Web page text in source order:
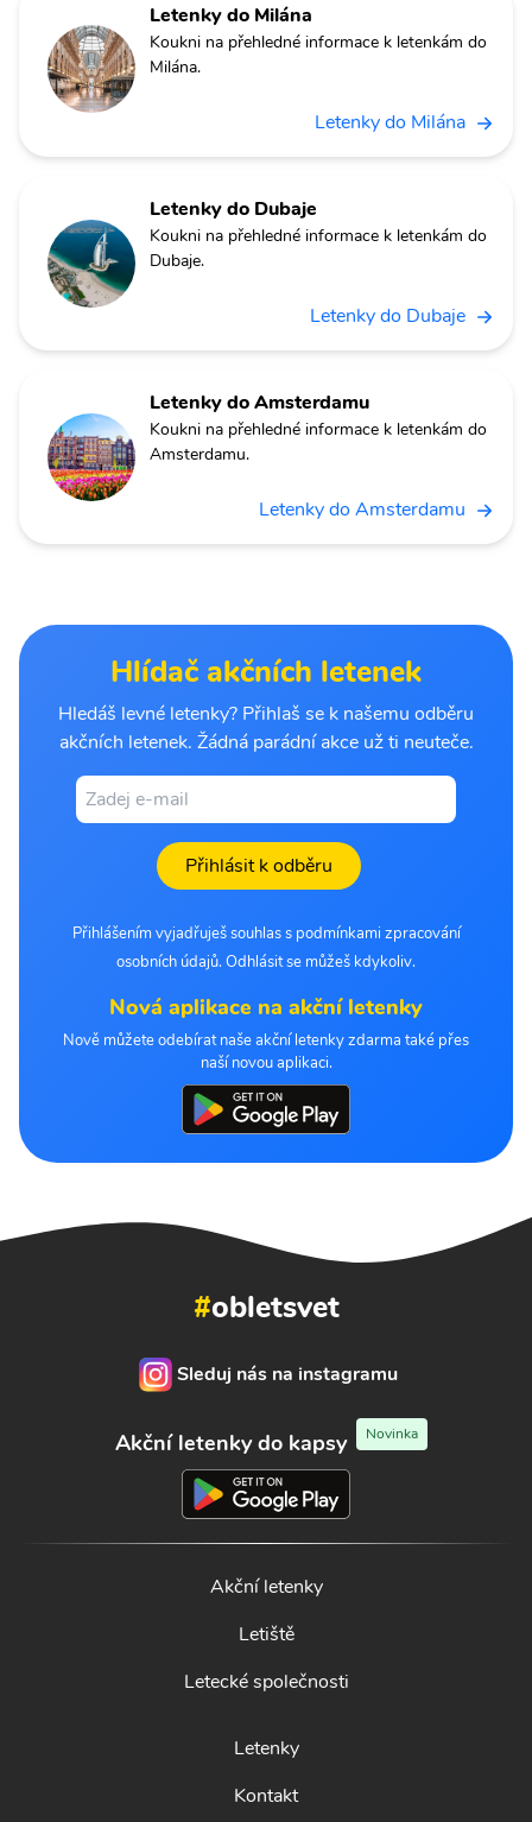
Letenky do Milána
Koukni na přehledné informace k letenkám do
Milána.
Letenky do Milána
Letenky do Dubaje
Koukni na přehledné informace k letenkám do
Dubaje.
Letenky do Dubaje
Letenky do Amsterdamu
Koukni na přehledné informace k letenkám do
Amsterdamu.
Letenky do Amsterdamu
Hlídač akčních letenek
Hledáš levné letenky? Přihlaš se k našemu odběru
akčních letenek. Žádná parádní akce už ti neuteče.
Přihlásit k odběru
Přihlášením vyjadřuješ souhlas s podmínkami zpracování
osobních údajů. Odhlásit se můžeš kdykoliv.
Nová aplikace na akční letenky
Nově můžete odebírat naše akční letenky zdarma také přes
naší novou aplikaci.
#obletsvet
Sleduj nás na instagramu
Akční letenky do kapsy Novinka
Akční letenky
Letiště
Letecké společnosti
Letenky
Kontakt